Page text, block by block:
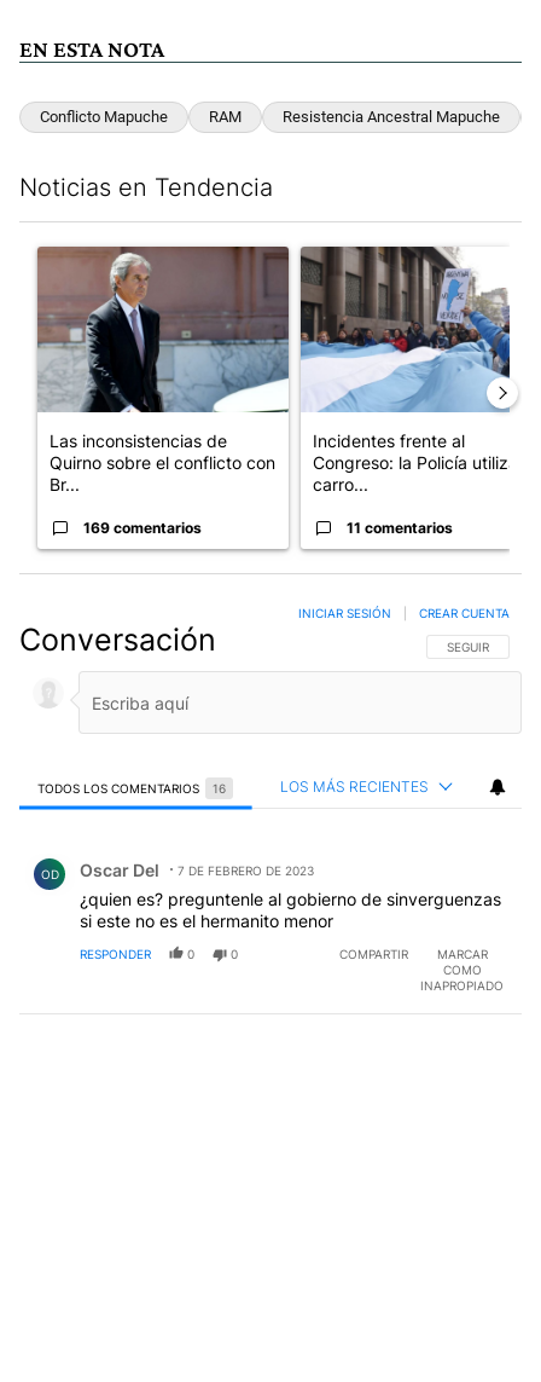
EN ESTA NOTA
Conflicto Mapuche RAM Resistencia Ancestral Mapuche
Noticias en Tendencia
Un artículo de tendencia con el título "Las inconsistencias de
Las inconsistencias de
Quirno sobre el conflicto con
Br...
169 comentarios
Un artículo de tendencia con
Incidentes frente al
Congreso: la Policía utiliza
carro...
11 comentarios
Conversación SIGA ESTA
SEGUIR
INICIAR SESIÓN CREAR CUENTA
TODOS LOS COMENTARIOS 16 LOS MÁS RECIENTES
OD Oscar Del 7 DE FEBRERO DE 2023
¿quien es? preguntenle al gobierno de sinverguenzas
si este no es el hermanito menor
RESPONDER 0 0 COMPARTIR
MARCAR
COMO
INAPROPIADO